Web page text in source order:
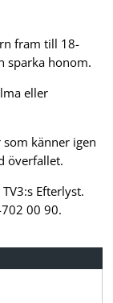
fram till 18-
sparka honom.
eller
känner igen
överfallet.
Efterlyst.
00 90.